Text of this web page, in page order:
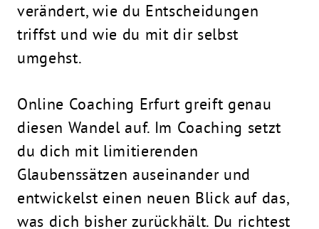
verändert, wie du Entscheidungen
triffst und wie du mit dir selbst
umgehst.
Online Coaching Erfurt greift genau
diesen Wandel auf. Im Coaching setzt
du dich mit limitierenden
Glaubenssätzen auseinander und
entwickelst einen neuen Blick auf das,
was dich bisher zurückhält. Du richtest